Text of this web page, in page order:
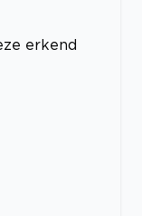
erkend